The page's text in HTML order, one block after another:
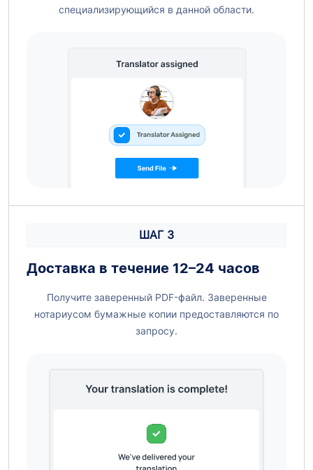
специализирующийся в данной области.
ШАГ 3
Доставка в течение 12–24 часов
Получите заверенный PDF-файл. Заверенные
нотариусом бумажные копии предоставляются по
запросу.